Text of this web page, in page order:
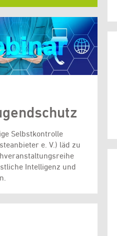
Selbstkontrolle
e. V.) läd zu
Intelligenz und